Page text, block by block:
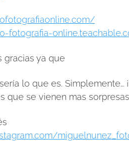
fotografia-
gracias ya que
lo que es. Simplemente…
que se vienen mas